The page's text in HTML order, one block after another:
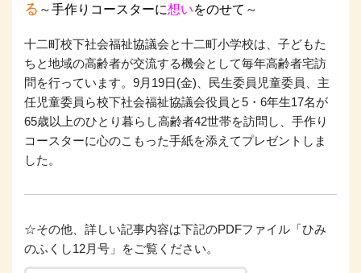
る ～手作りコースターに想いをのせて ～
十二町校下社会福祉協議会と十二町小学校は、子どもた
ちと地域の高齢者が交流する機会として毎年高齢者宅訪
問を行っています。9月19日(金)、民生委員児童委員、主
任児童委員ら校下社会福祉協議会役員と5・6年生17名が
65歳以上のひとり暮らし高齢者42世帯を訪問し、手作り
コースターに心のこもった手紙を添えてプレゼントしま
した。
☆その他、詳しい記事内容は下記のPDFファイル「ひみ
のふくし12月号」をご覧ください。